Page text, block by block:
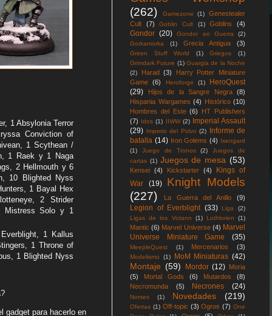
1 Absylonia Terror
Conviction of
1 Scythean /
1 Raek y 1 Naga
2 Hellmouth y 6
10 Blighted Nyss
1 Bayal Hex
2 Strider
Mistress Solo y 1
1 Kallus
1 Throne of
1 Blighted Nyss
gadget para hacerlo en
(262)
Gamezone (1)
Genestealer
Cult
(7) Goblin Cult (1) Goblins (4)
Gondor (20) Gondor en Guerra
(2)
Gorkamorka
(1) Grecia Antigua (3)
Green Stuff World (1) Griegos
(1)
Grimdark Future (1) Guargia de la Noche
(2)
Harad (3)
Harry Potter Miniature
Game
(6) Heroforge (1)
HeroQuest
(29)
Hijos de la Sangre Negra
(8)
Hispania Wargames (4) Histórico (10)
Hombres del Este (6)
HT Publishers
(7) Idos (1) IIWW (2)
Imperial Assault
(29) Imperio del Polvo (2)
Informe de
batalla (14) Iron Golems (4) Isengard
(1)
Juego de Tronos (2)
Juegos de
cartas (1) Juegos de mesa (53)
Kensei (4) Kickstarter (4)
Kings of
War
(19)
Knight Models
(227)
La Guerra del Anillo (9)
Legion of Everblight (33) Liga
(2)
Ligas de los Votann
(1) Lothlorien (1)
Mantic (6) Marvel Universe (4) Marvel
Universe Miniature Game
(35)
MeepleQuest (1) Mercenarios (3)
Modelismo (1) MoM Miniaturas (42)
Montaje (59) Mordor (12) Moria
(5)
Mortal Gods (6) Mutardos
(8)
Necromunda
(5) Necrones (24)
Norses (1) Novedades (219)
Ofertas (1) Off-topic (3) Ogros (7) One